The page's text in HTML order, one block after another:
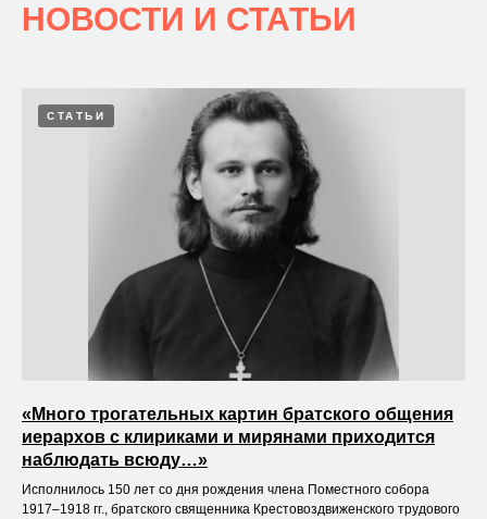
НОВОСТИ И СТАТЬИ
СТАТЬИ
«Много трогательных картин братского общения
иерархов с клириками и мирянами приходится
наблюдать всюду…»
Исполнилось 150 лет со дня рождения члена Поместного собора
1917–1918 гг., братского священника Крестовоздвиженского трудового